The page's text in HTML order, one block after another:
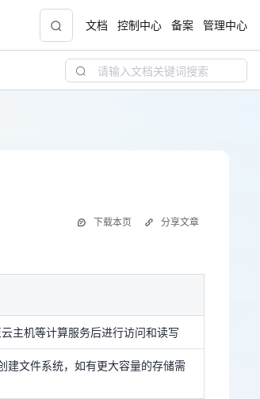
中小企业腾飞，高额上云补贴重磅
文档 控制中心 备案 管理中心
下载本页
提交工单 申请扩大上限至320TB
分享文章
主机等计算服务后进行访问和读写
建文件系统，如有更大容量的存储需